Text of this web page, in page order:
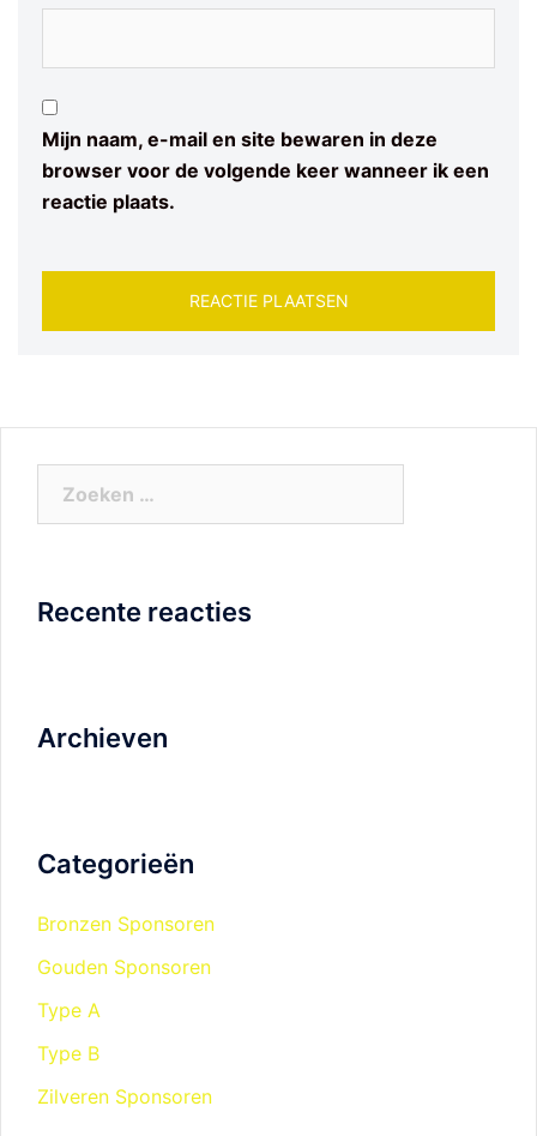
Mijn naam, e-mail en site bewaren in deze
browser voor de volgende keer wanneer ik een
reactie plaats.
Recente reacties
Archieven
Categorieën
Bronzen Sponsoren
Gouden Sponsoren
Type A
Type B
Zilveren Sponsoren